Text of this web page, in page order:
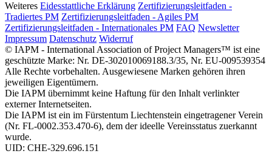
Weiteres Eidesstattliche Erklärung Zertifizierungsleitfaden -
Tradiertes PM Zertifizierungsleitfaden - Agiles PM
Zertifizierungsleitfaden - Internationales PM FAQ Newsletter
Impressum Datenschutz Widerruf
© IAPM - International Association of Project Managers™ ist eine
geschützte Marke: Nr. DE-302010069188.3/35, Nr. EU-009539354
Alle Rechte vorbehalten. Ausgewiesene Marken gehören ihren
jeweiligen Eigentümern.
Die IAPM übernimmt keine Haftung für den Inhalt verlinkter
externer Internetseiten.
Die IAPM ist ein im Fürstentum Liechtenstein eingetragener Verein
(Nr. FL-0002.353.470-6), dem der ideelle Vereinsstatus zuerkannt
wurde.
UID: CHE-329.696.151